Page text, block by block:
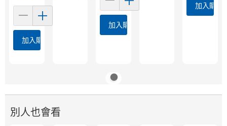
加入購物車
加入購物車
加入購物
別人也會看